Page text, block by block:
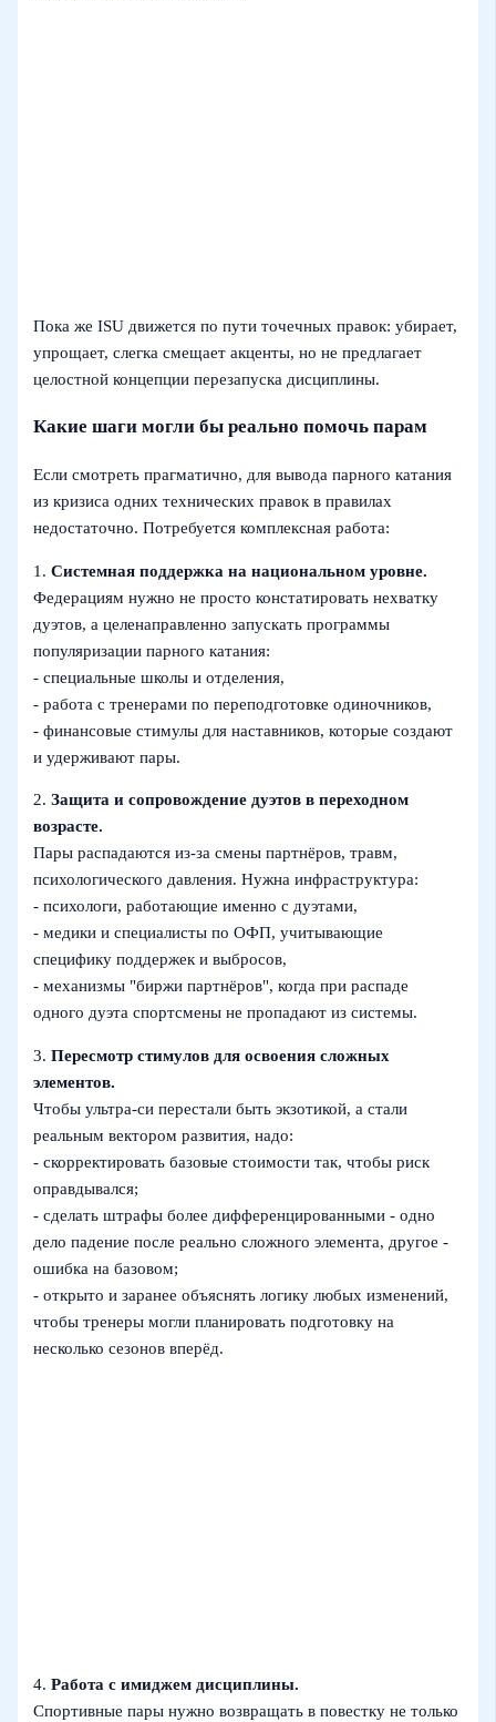
Пока же ISU движется по пути точечных правок: убирает,
упрощает, слегка смещает акценты, но не предлагает
целостной концепции перезапуска дисциплины.
Какие шаги могли бы реально помочь парам
Если смотреть прагматично, для вывода парного катания
из кризиса одних технических правок в правилах
недостаточно. Потребуется комплексная работа:
1.Системная поддержка на национальном уровне.
Федерациям нужно не просто констатировать нехватку
дуэтов, а целенаправленно запускать программы
популяризации парного катания:
- специальные школы и отделения,
- работа с тренерами по переподготовке одиночников,
- финансовые стимулы для наставников, которые создают
и удерживают пары.
2.Защита и сопровождение дуэтов в переходном
возрасте.
Пары распадаются из‑за смены партнёров, травм,
психологического давления. Нужна инфраструктура:
- психологи, работающие именно с дуэтами,
- медики и специалисты по ОФП, учитывающие
специфику поддержек и выбросов,
- механизмы "биржи партнёров", когда при распаде
одного дуэта спортсмены не пропадают из системы.
3.Пересмотр стимулов для освоения сложных
элементов.
Чтобы ультра-си перестали быть экзотикой, а стали
реальным вектором развития, надо:
- скорректировать базовые стоимости так, чтобы риск
оправдывался;
- сделать штрафы более дифференцированными - одно
дело падение после реально сложного элемента, другое -
ошибка на базовом;
- открыто и заранее объяснять логику любых изменений,
чтобы тренеры могли планировать подготовку на
несколько сезонов вперёд.
4.Работа с имиджем дисциплины.
Спортивные пары нужно возвращать в повестку не только